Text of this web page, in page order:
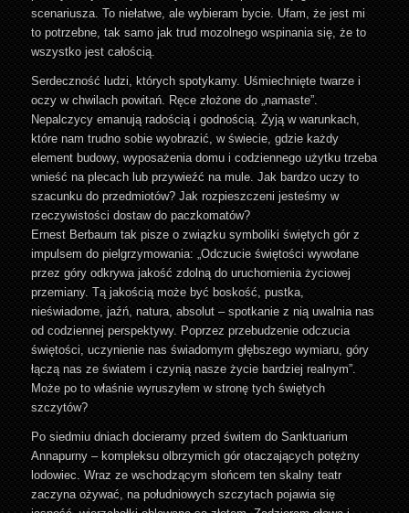
scenariusza. To niełatwe, ale wybieram bycie. Ufam, że jest mi
to potrzebne, tak samo jak trud mozolnego wspinania się, że to
wszystko jest całością.
Serdeczność ludzi, których spotykamy. Uśmiechnięte twarze i
oczy w chwilach powitań. Ręce złożone do „namaste”.
Nepalczycy emanują radością i godnością. Żyją w warunkach,
które nam trudno sobie wyobrazić, w świecie, gdzie każdy
element budowy, wyposażenia domu i codziennego użytku trzeba
wnieść na plecach lub przywieźć na mule. Jak bardzo uczy to
szacunku do przedmiotów? Jak rozpieszczeni jesteśmy w
rzeczywistości dostaw do paczkomatów?
Ernest Berbaum tak pisze o związku symboliki świętych gór z
impulsem do pielgrzymowania: „Odczucie świętości wywołane
przez góry odkrywa jakość zdolną do uruchomienia życiowej
przemiany. Tą jakością może być boskość, pustka,
nieświadome, jaźń, natura, absolut – spotkanie z nią uwalnia nas
od codziennej perspektywy. Poprzez przebudzenie odczucia
świętości, uczynienie nas świadomym głębszego wymiaru, góry
łączą nas ze światem i czynią nasze życie bardziej realnym”.
Może po to właśnie wyruszyłem w stronę tych świętych
szczytów?
Po siedmiu dniach docieramy przed świtem do Sanktuarium
Annapurny – kompleksu olbrzymich gór otaczających potężny
lodowiec. Wraz ze wschodzącym słońcem ten skalny teatr
zaczyna ożywać, na południowych szczytach pojawia się